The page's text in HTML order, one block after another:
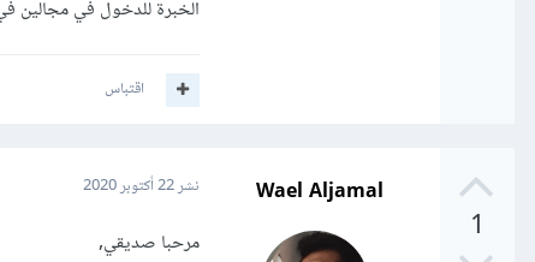
الخبرة للدخول في
اقتباس
1
Wael Aljamal نشر22 أكتوبر 2020
مرحبا صديقي,